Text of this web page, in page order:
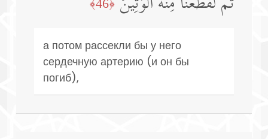
﴿46﴾
а потом рассекли бы у него
сердечную артерию (и он бы
погиб),